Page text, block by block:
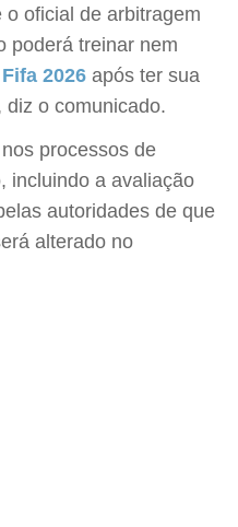
oficial de arbitragem
poderá treinar nem
2026 após ter sua
diz o comunicado.
processos de
incluindo a avaliação
autoridades de que
alterado no